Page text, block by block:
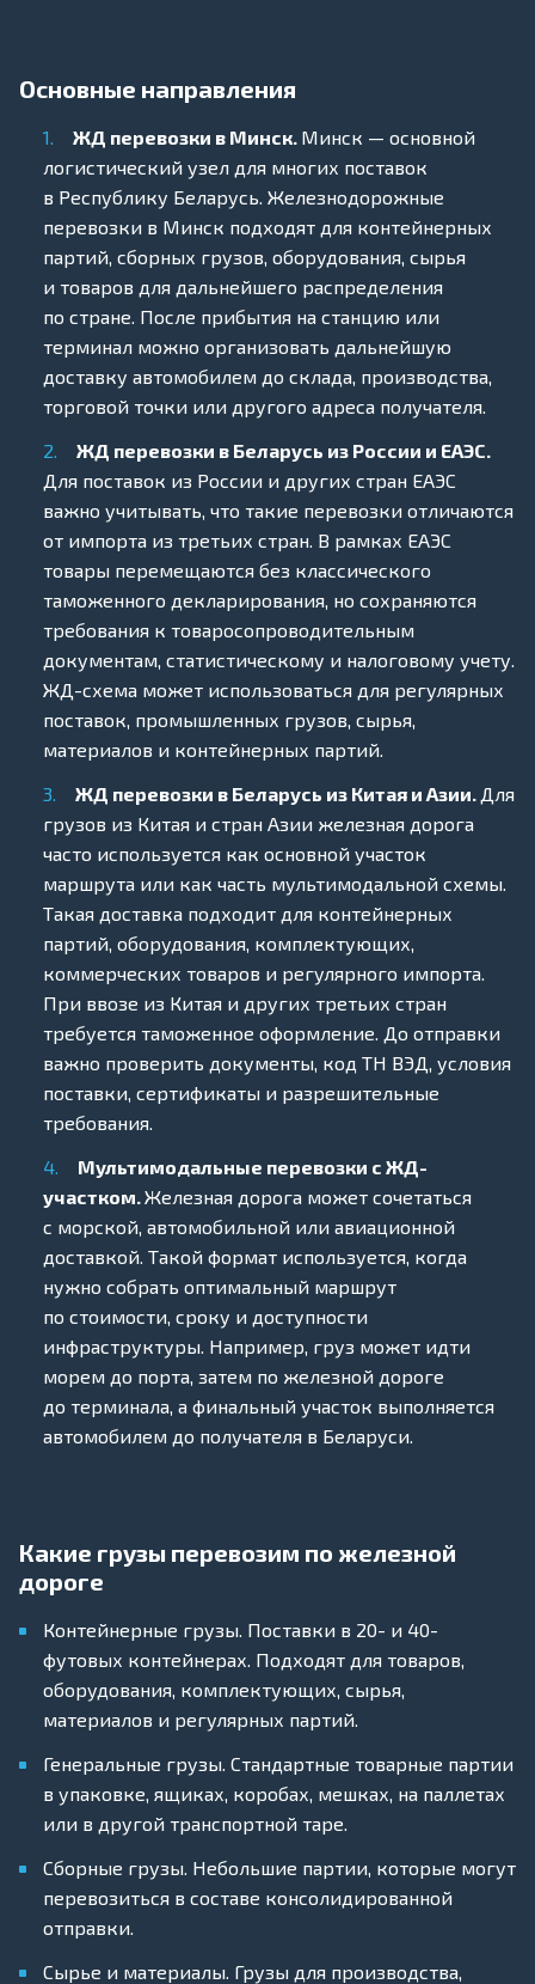
Основные направления
ЖД перевозки в Минск. Минск — основной
логистический узел для многих поставок
в Республику Беларусь. Железнодорожные
перевозки в Минск подходят для контейнерных
партий, сборных грузов, оборудования, сырья
и товаров для дальнейшего распределения
по стране. После прибытия на станцию или
терминал можно организовать дальнейшую
доставку автомобилем до склада, производства,
торговой точки или другого адреса получателя.
ЖД перевозки в Беларусь из России и ЕАЭС.
Для поставок из России и других стран ЕАЭС
важно учитывать, что такие перевозки отличаются
от импорта из третьих стран. В рамках ЕАЭС
товары перемещаются без классического
таможенного декларирования, но сохраняются
требования к товаросопроводительным
документам, статистическому и налоговому учету.
ЖД-схема может использоваться для регулярных
поставок, промышленных грузов, сырья,
материалов и контейнерных партий.
ЖД перевозки в Беларусь из Китая и Азии. Для
грузов из Китая и стран Азии железная дорога
часто используется как основной участок
маршрута или как часть мультимодальной схемы.
Такая доставка подходит для контейнерных
партий, оборудования, комплектующих,
коммерческих товаров и регулярного импорта.
При ввозе из Китая и других третьих стран
требуется таможенное оформление. До отправки
важно проверить документы, код ТН ВЭД, условия
поставки, сертификаты и разрешительные
требования.
Мультимодальные перевозки с ЖД-
участком.Железная дорога может сочетаться
с морской, автомобильной или авиационной
доставкой. Такой формат используется, когда
нужно собрать оптимальный маршрут
по стоимости, сроку и доступности
инфраструктуры. Например, груз может идти
морем до порта, затем по железной дороге
до терминала, а финальный участок выполняется
автомобилем до получателя в Беларуси.
Какие грузы перевозим по железной
дороге
Контейнерные грузы. Поставки в 20- и 40-
футовых контейнерах. Подходят для товаров,
оборудования, комплектующих, сырья,
материалов и регулярных партий.
Генеральные грузы. Стандартные товарные партии
в упаковке, ящиках, коробах, мешках, на паллетах
или в другой транспортной таре.
Сборные грузы. Небольшие партии, которые могут
перевозиться в составе консолидированной
отправки.
Сырье и материалы. Грузы для производства,